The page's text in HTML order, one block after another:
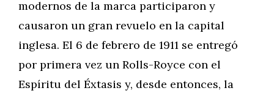
modernos de la marca participaron y
causaron un gran revuelo en la capital
inglesa. El 6 de febrero de 1911 se entregó
por primera vez un Rolls-Royce con el
Espíritu del Éxtasis y, desde entonces, la